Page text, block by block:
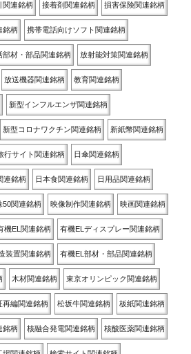
関連銘柄 接着剤関連銘柄 損害保険関連銘柄
銘柄 携帯電話向けソフト関連銘柄
部材・部品関連銘柄 放射能対策関連銘柄
放送機器関連銘柄 教育関連銘柄
新型インフルエンザ関連銘柄
新型コロナワクチン関連銘柄 新紙幣関連銘柄
行サイト関連銘柄 日傘関連銘柄
連銘柄 日本食関連銘柄 日用品関連銘柄
50関連銘柄 映像制作関連銘柄 映画関連銘柄
機EL関連銘柄 有機ELディスプレー関連銘柄
装置関連銘柄 有機EL部材・部品関連銘柄
木材関連銘柄 東京オリンピック関連銘柄
再編関連銘柄 松坂牛関連銘柄 板紙関連銘柄
銘柄 核融合発電関連銘柄 核酸医薬関連銘柄